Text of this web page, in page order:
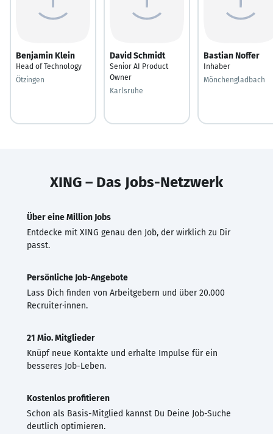
Benjamin Klein
Head of Technology
Ötzingen
David Schmidt
Senior AI Product
Owner
Karlsruhe
Bastian Noffer
Inhaber
Mönchengladbach
XING – Das Jobs-Netzwerk
Über eine Million Jobs
Entdecke mit XING genau den Job, der wirklich zu Dir
passt.
Persönliche Job-Angebote
Lass Dich finden von Arbeitgebern und über 20.000
Recruiter·innen.
21 Mio. Mitglieder
Knüpf neue Kontakte und erhalte Impulse für ein
besseres Job-Leben.
Kostenlos profitieren
Schon als Basis-Mitglied kannst Du Deine Job-Suche
deutlich optimieren.